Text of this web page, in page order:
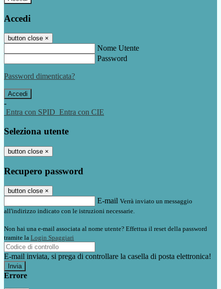
Accedi
button close ×
Nome Utente
Password
Password dimenticata?
-
Entra con SPID Entra con CIE
Seleziona utente
button close ×
Recupero password
button close ×
E-mail Verrà inviato un messaggio
all'indirizzo indicato con le istruzioni necessarie.
Non hai una e-mail associata al nome utente? Effettua il reset della password
tramite la Login Spaggiari
E-mail inviata, si prega di controllare la casella di posta elettronica!
Errore